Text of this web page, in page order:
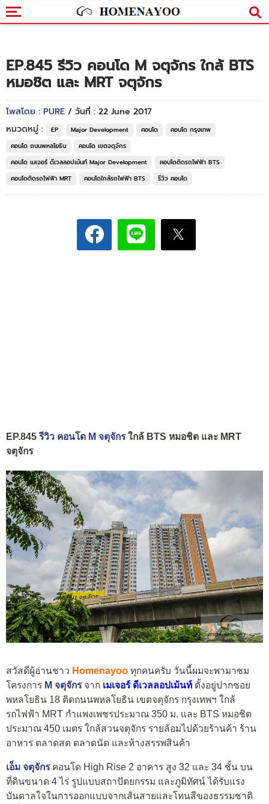
EP.845 รีวิว คอนโด M จตุจักร ใกล้ BTS
หมอชิต และ MRT จตุจักร
โพสโดย : PURE / วันที่ : 22 June 2017
หมวดหมู่ :
EP Major Development คอนโด
คอนโด กรุงเทพ
คอนโด ถนนพหลโยธิน
คอนโด เขตจตุจักร
คอนโด เมเจอร์ ดีเวลลอปเม้นท์ Major Development
คอนโดติดรถไฟฟ้า BTS
คอนโดติดรถไฟฟ้า MRT
คอนโดใกล้รถไฟฟ้า BTS รีวิว คอนโด
EP.845รีวิว คอนโด M จตุจักรใกล้ BTS หมอชิต และ MRT
จตุจักร
สวัสดีผู้อ่านชาว Homenayoo ทุกคนครับ วันนี้ผมจะพามาชม
โครงการ M จตุจักรจาก เมเจอร์ ดีเวลลอปเม้นท์ ตั้งอยู่ปากซอย
พหลโยธิน 18 ติดถนนพหลโยธิน เขตจตุจักร กรุงเทพฯ ใกล้
รถไฟฟ้า MRT กำแพงเพชรประมาณ 350 ม. และ BTS หมอชิต
ประมาณ 450 เมตร ใกล้สวนจตุจักร รายล้อมไปด้วยร้านค้า ร้าน
อาหาร ตลาดสด ตลาดนัด และห้างสรรพสินค้า
เอ็ม จตุจักรคอนโด High Rise 2 อาคาร สูง 32 และ 34 ชั้น บน
ที่ดินขนาด 4 ไร่ รูปแบบสถาปัตยกรรม และภูมิทัศน์ ได้รับแรง
บันดาลใจในการออกแบบจากเส้นสายและโทนสีของธรรมชาติ